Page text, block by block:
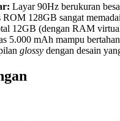
Layar 90Hz berukuran
ROM 128GB sangat
12GB (dengan RAM
5.000 mAh mampu
glossy dengan desain